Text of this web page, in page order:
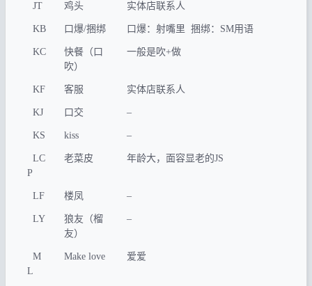
JT 鸡头 实体店联系人
KB 口爆/捆绑 口爆：射嘴里 捆绑：SM用语
KC
快餐（口
吹）
一般是吹+做
KF 客服 实体店联系人
KJ 口交 –
KS kiss –
LC
P
老菜皮 年龄大，面容显老的JS
LF 楼凤 –
LY
狼友（榴
友）
–
M
L
Make love 爱爱